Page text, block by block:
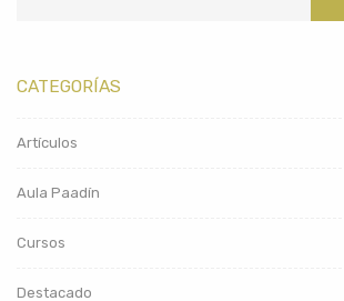
CATEGORÍAS
Artículos
Aula Paadín
Cursos
Destacado